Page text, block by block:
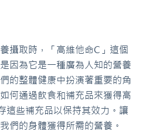
攝取時，「高維他命C」這個
因為它是一種廣為人知的營養
的整體健康中扮演著重要的角
何通過飲食和補充品來獲得高
這些補充品以保持其效力。讓
們的身體獲得所需的營養。